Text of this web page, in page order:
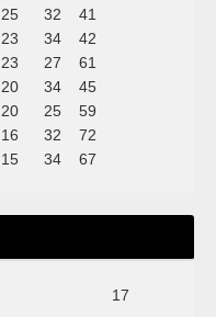
25 32
41
23 34
42
23 27
61
20 34
45
20 25
59
16 32
72
15 34 67
17